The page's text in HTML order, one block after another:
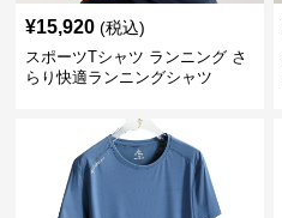
¥15,920 (税込)
スポーツTシャツ ランニング さ
らり快適ランニングシャツ